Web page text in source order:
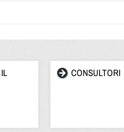
CONSULTORI